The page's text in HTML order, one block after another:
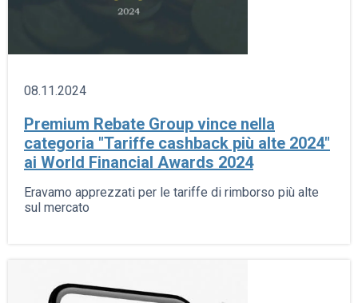
08.11.2024
Premium Rebate Group vince nella
categoria "Tariffe cashback più alte 2024"
ai World Financial Awards 2024
Eravamo apprezzati per le tariffe di rimborso più alte
sul mercato